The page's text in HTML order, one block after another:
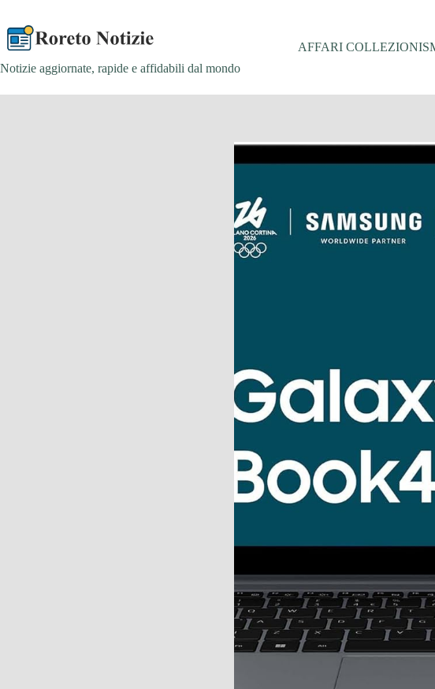
contenuto
Notizie aggiornate, rapide e affidabili dal mondo
AFFARI